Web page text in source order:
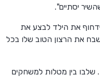
יסתיים".
את הילד לבצע את
את הרצון הטוב שלו בכל
בין מטלות למשחקים